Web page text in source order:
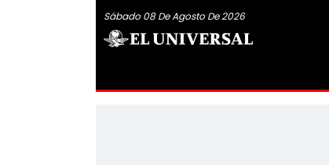
Sábado 08 De Agosto De 2026